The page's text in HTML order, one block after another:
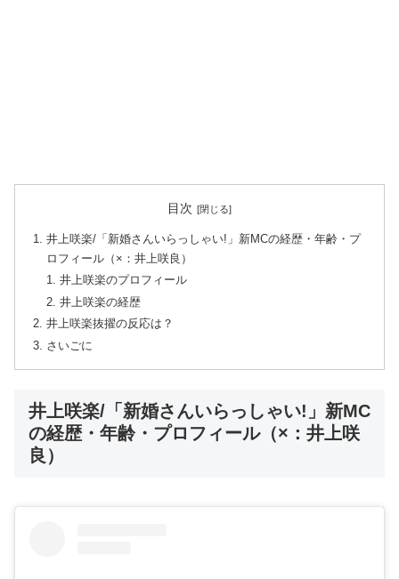
目次
井上咲楽/「新婚さんいらっしゃい!」新MCの経歴・年齢・プ
ロフィール（×：井上咲良）
井上咲楽のプロフィール
井上咲楽の経歴
井上咲楽抜擢の反応は？
さいごに
井上咲楽/「新婚さんいらっしゃい!」新MC
の経歴・年齢・プロフィール（×：井上咲
良）